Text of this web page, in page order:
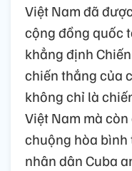
Việt Nam đã
cộng đồng quốc
khẳng định
chiến thắng của
không chỉ là
Việt Nam mà
chuộng hòa bình
nhân dân Cuba